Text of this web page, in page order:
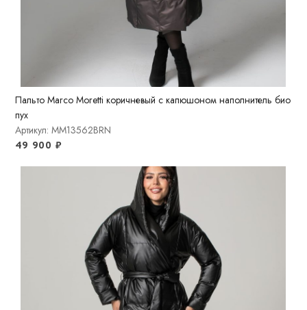
Пальто Marco Moretti коричневый с капюшоном наполнитель био
пух
Артикул: MM13562BRN
49 900 ₽